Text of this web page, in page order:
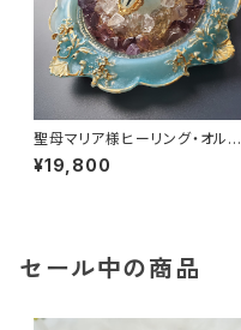
聖母マリア様ヒーリング・オルゴ
ナイト～セレスティアル・ブルー
の祈り～
¥19,800
セール中の商品